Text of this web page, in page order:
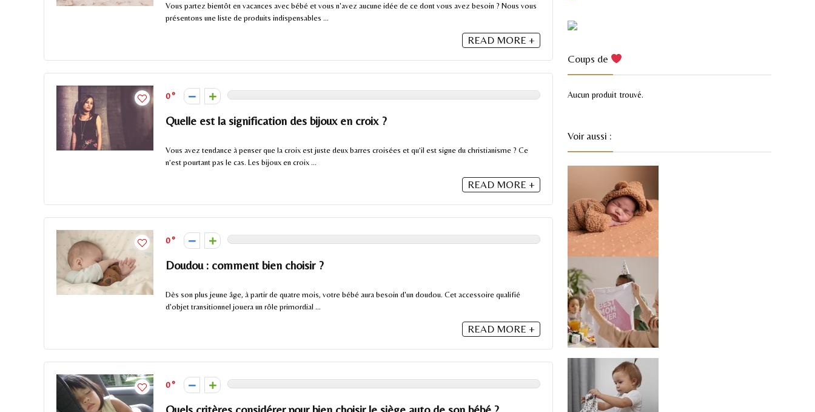
Vous partez bientôt en vacances avec bébé et vous n'avez aucune idée de ce dont vous avez besoin ? Nous vous
présentons une liste de produits indispensables ...
READ MORE +
0
Quelle est la signification des bijoux en croix ?
Vous avez tendance à penser que la croix est juste deux barres croisées et qu’il est signe du christianisme ? Ce
n’est pourtant pas le cas. Les bijoux en croix ...
READ MORE +
0
Doudou : comment bien choisir ?
Dès son plus jeune âge, à partir de quatre mois, votre bébé aura besoin d'un doudou. Cet accessoire qualifié
d'objet transitionnel jouera un rôle primordial ...
READ MORE +
0
Coups de
Aucun produit trouvé.
Voir aussi :